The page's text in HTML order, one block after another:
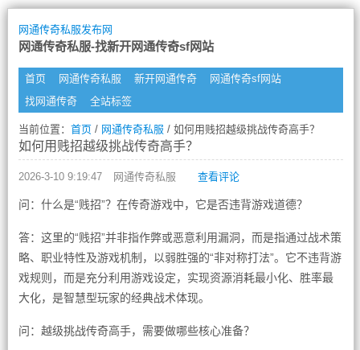
网通传奇私服发布网
网通传奇私服-找新开网通传奇sf网站
首页 网通传奇私服 新开网通传奇
网通传奇sf网站
找网通传奇
全站标签
当前位置： 首页/ 网通传奇私服 / 如何用贱招越级挑战传奇高手？
如何用贱招越级挑战传奇高手？
2026-3-10 9:19:47 网通传奇私服 查看评论
问：什么是“贱招”？在传奇游戏中，它是否违背游戏道德？
答：这里的“贱招”并非指作弊或恶意利用漏洞，而是指通过战术策
略、职业特性及游戏机制，以弱胜强的“非对称打法”。它不违背游
戏规则，而是充分利用游戏设定，实现资源消耗最小化、胜率最
大化，是智慧型玩家的经典战术体现。
问：越级挑战传奇高手，需要做哪些核心准备？